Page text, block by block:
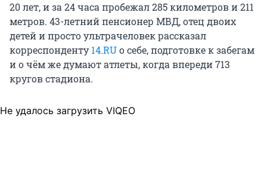
20 лет, и за 24 часа пробежал 285 километров и 211
метров. 43-летний пенсионер МВД, отец двоих
детей и просто ультрачеловек рассказал
корреспонденту14.RUо себе, подготовке к забегам
и о чём же думают атлеты, когда впереди 713
кругов стадиона.
Не удалось загрузить VIQEO